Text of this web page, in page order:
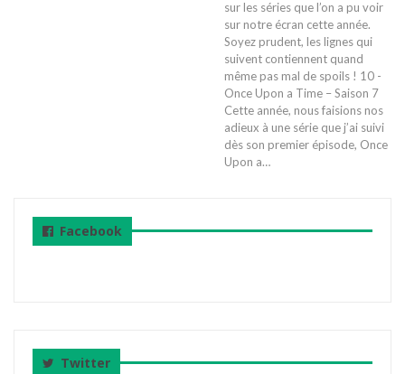
sur les séries que l’on a pu voir
sur notre écran cette année.
Soyez prudent, les lignes qui
suivent contiennent quand
même pas mal de spoils ! 10 -
Once Upon a Time – Saison 7
Cette année, nous faisions nos
adieux à une série que j’ai suivi
dès son premier épisode, Once
Upon a…
Facebook
Twitter